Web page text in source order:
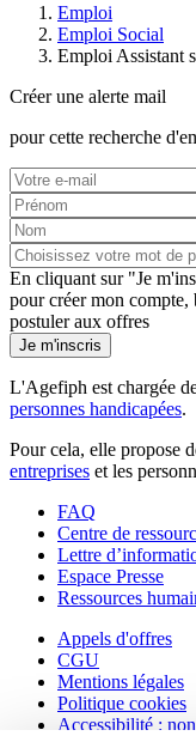
Emploi
Emploi Social
Emploi Assistant
Créer une alerte mail
pour cette recherche
En cliquant sur "Je
pour créer mon compte,
postuler aux offres
Je m'inscris
L'Agefiph est chargée
personnes handicapées.
Pour cela, elle propose
entreprises et les
FAQ
Centre de
Lettre
Espace Presse
Ressources
Appels d'offres
CGU
Mentions légales
Politique cookies
Accessibilité :